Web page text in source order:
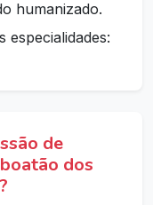
humanizado.
especialidades:
de
dos